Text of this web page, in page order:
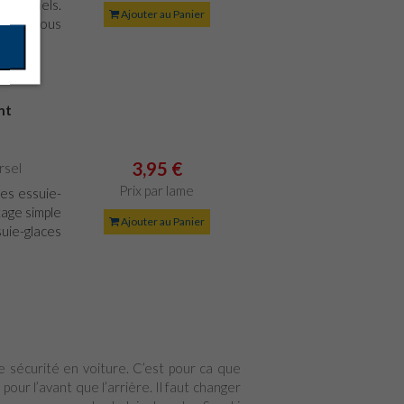
vous
Ajouter au Panier
essuie-
simple
glaces
3,95 €
Prix par lame
Ajouter au Panier
sécurité en voiture. C’est pour ca que
l’avant que l’arrière. Il faut changer